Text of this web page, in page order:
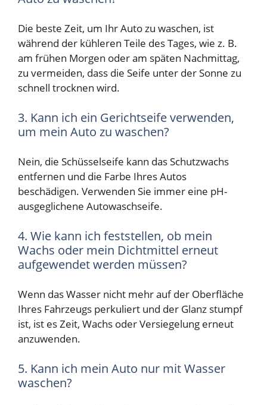
Die beste Zeit, um Ihr Auto zu waschen, ist
während der kühleren Teile des Tages, wie z. B.
am frühen Morgen oder am späten Nachmittag,
zu vermeiden, dass die Seife unter der Sonne zu
schnell trocknen wird.
3. Kann ich ein Gerichtseife verwenden,
um mein Auto zu waschen?
Nein, die Schüsselseife kann das Schutzwachs
entfernen und die Farbe Ihres Autos
beschädigen. Verwenden Sie immer eine pH-
ausgeglichene Autowaschseife.
4. Wie kann ich feststellen, ob mein
Wachs oder mein Dichtmittel erneut
aufgewendet werden müssen?
Wenn das Wasser nicht mehr auf der Oberfläche
Ihres Fahrzeugs perkuliert und der Glanz stumpf
ist, ist es Zeit, Wachs oder Versiegelung erneut
anzuwenden.
5. Kann ich mein Auto nur mit Wasser
waschen?